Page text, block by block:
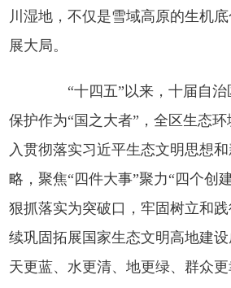
川湿地，不仅是雪域高原的生机
展大局。
“十四五”以来，十届自治
保护作为“国之大者”，全区生态
入贯彻落实习近平生态文明思想
略，聚焦“四件大事”聚力“四个创
狠抓落实为突破口，牢固树立和
续巩固拓展国家生态文明高地建
天更蓝、水更清、地更绿、群众更